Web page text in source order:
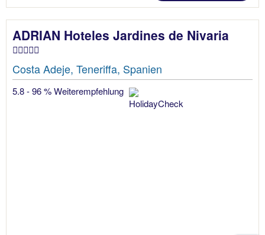
ADRIAN Hoteles Jardines de Nivaria
Costa Adeje, Teneriffa, Spanien
5.8 - 96 % Weiterempfehlung